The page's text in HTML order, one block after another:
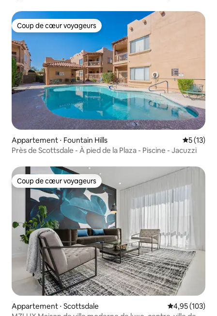
Coup de cœur voyageurs
Coup de cœur voyageurs
Appartement ⋅ Fountain Hills
5 (13)
Près de Scottsdale - À pied de la Plaza - Piscine - Jacuzzi
Coup de cœur voyageurs
Coup de cœur voyageurs
Appartement ⋅ Scottsdale Évaluation
4,95 (103)